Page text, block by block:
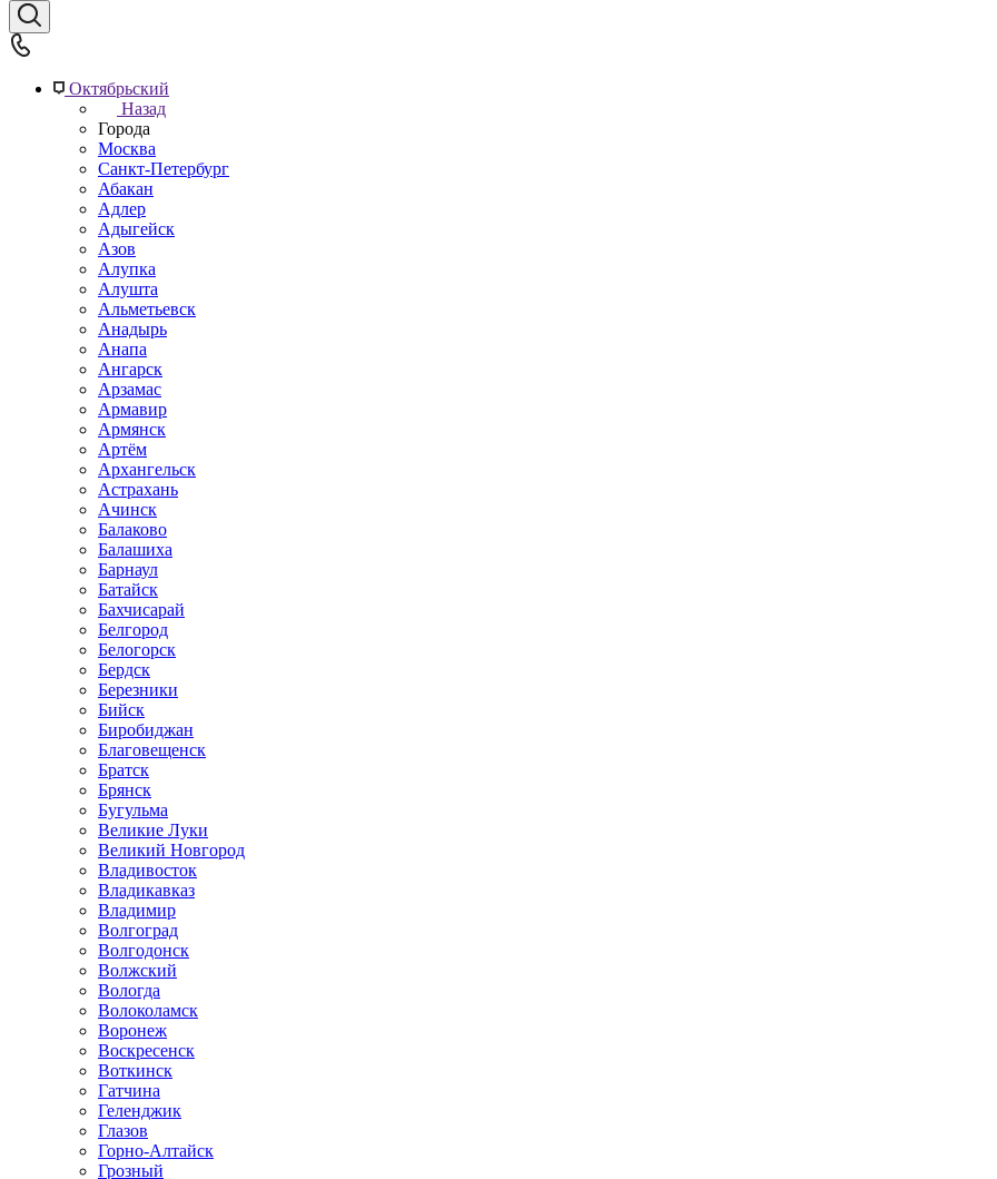
Октябрьский
Назад
Города
Москва
Санкт-Петербург
Абакан
Адлер
Адыгейск
Азов
Алупка
Алушта
Альметьевск
Анадырь
Анапа
Ангарск
Арзамас
Армавир
Армянск
Артём
Архангельск
Астрахань
Ачинск
Балаково
Балашиха
Барнаул
Батайск
Бахчисарай
Белгород
Белогорск
Бердск
Березники
Бийск
Биробиджан
Благовещенск
Братск
Брянск
Бугульма
Великие Луки
Великий Новгород
Владивосток
Владикавказ
Владимир
Волгоград
Волгодонск
Волжский
Вологда
Волоколамск
Воронеж
Воскресенск
Воткинск
Гатчина
Геленджик
Глазов
Горно-Алтайск
Грозный